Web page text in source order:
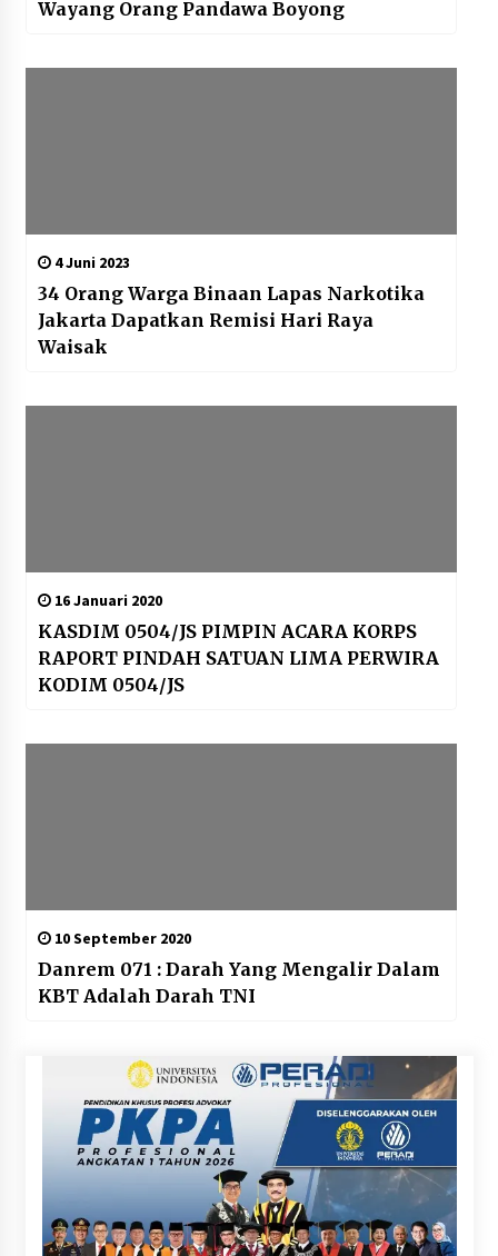
Wayang Orang Pandawa Boyong
4 Juni 2023
34 Orang Warga Binaan Lapas Narkotika
Jakarta Dapatkan Remisi Hari Raya
Waisak
16 Januari 2020
KASDIM 0504/JS PIMPIN ACARA KORPS
RAPORT PINDAH SATUAN LIMA PERWIRA
KODIM 0504/JS
10 September 2020
Danrem 071 : Darah Yang Mengalir Dalam
KBT Adalah Darah TNI